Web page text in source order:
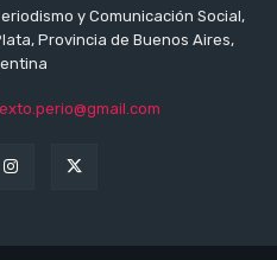
y Comunicación Social,
Provincia de Buenos Aires,